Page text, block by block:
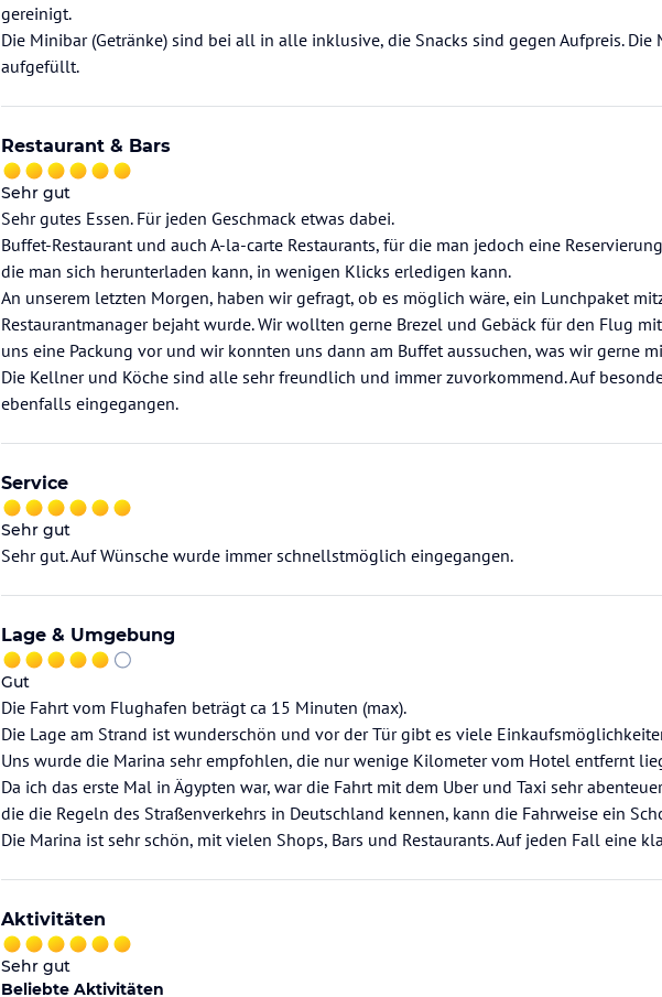
gereinigt.
Die Minibar (Getränke) sind bei all in alle inklusive, die Snacks sind gegen Aufpreis.
aufgefüllt.
Restaurant & Bars
Sehr gut
Sehr gutes Essen. Für jeden Geschmack etwas dabei.
Buffet-Restaurant und auch A-la-carte Restaurants, für die man jedoch eine
die man sich herunterladen kann, in wenigen Klicks erledigen kann.
An unserem letzten Morgen, haben wir gefragt, ob es möglich wäre, ein Lunchpaket
Restaurantmanager bejaht wurde. Wir wollten gerne Brezel und Gebäck für den Flug
uns eine Packung vor und wir konnten uns dann am Buffet aussuchen, was wir gerne
Die Kellner und Köche sind alle sehr freundlich und immer zuvorkommend. Auf
ebenfalls eingegangen.
Service
Sehr gut
Sehr gut. Auf Wünsche wurde immer schnellstmöglich eingegangen.
Lage & Umgebung
Gut
Die Fahrt vom Flughafen beträgt ca 15 Minuten (max).
Die Lage am Strand ist wunderschön und vor der Tür gibt es viele
Uns wurde die Marina sehr empfohlen, die nur wenige Kilometer vom Hotel entfernt
Da ich das erste Mal in Ägypten war, war die Fahrt mit dem Uber und Taxi sehr
die die Regeln des Straßenverkehrs in Deutschland kennen, kann die Fahrweise ein
Die Marina ist sehr schön, mit vielen Shops, Bars und Restaurants. Auf jeden Fall eine
Aktivitäten
Sehr gut
Beliebte Aktivitäten